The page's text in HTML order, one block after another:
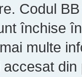
Codul
închise
multe
accesat